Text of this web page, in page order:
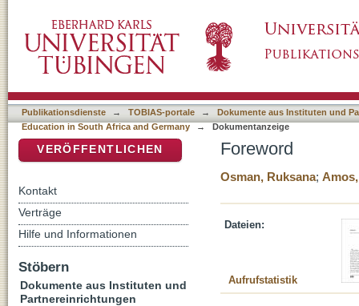
Publikationsdienste → TOBIAS-portale →
Dokumente aus Instituten und
Education in South Africa and Germany
→ Dokumentanzeige
Foreword
Osman, Ruksana;
Dateien:
Aufrufstatistik
VERÖFFENTLICHEN
Kontakt
Verträge
Hilfe und Informationen
Stöbern
Dokumente aus Instituten und
Partnereinrichtungen